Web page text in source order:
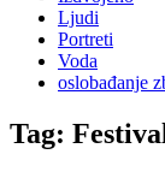
Ljudi
Portreti
Voda
oslobađanje
Tag: